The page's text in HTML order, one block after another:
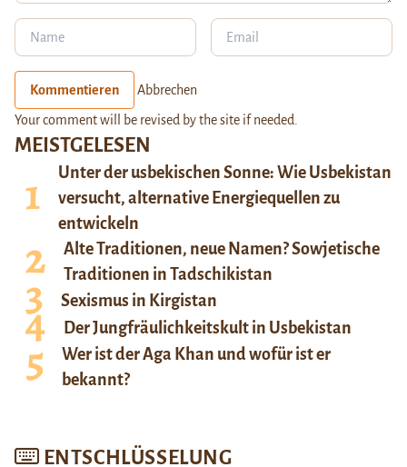
MEISTGELESEN
Unter der usbekischen Sonne: Wie Usbekistan
versucht, alternative Energiequellen zu
entwickeln
Alte Traditionen, neue Namen? Sowjetische
Traditionen in Tadschikistan
Sexismus in Kirgistan
Der Jungfräulichkeitskult in Usbekistan
Wer ist der Aga Khan und wofür ist er
bekannt?
ENTSCHLÜSSELUNG
Kommentieren Abbrechen
Your comment will be revised by the site if needed.